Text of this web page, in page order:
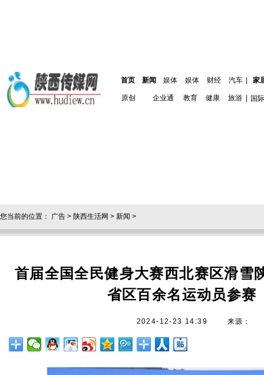
首页 新闻 娱体 娱体 财经 汽车 家
原创 企业通 教育 健康 旅游 国际
您当前的位置： 广告 > 陕西生活网 > 新闻 >
首届全国全民健身大赛西北赛区滑雪
省区百余名运动员参赛
2024-12-23 14:39 来源：